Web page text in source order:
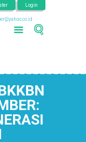
Login